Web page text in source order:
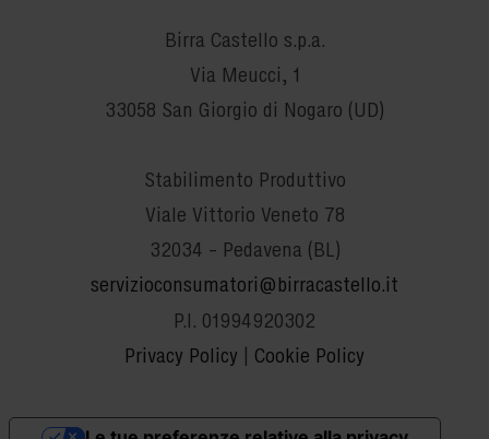
Birra Castello s.p.a.
Via Meucci, 1
33058 San Giorgio di Nogaro (UD)
Stabilimento Produttivo
Viale Vittorio Veneto 78
32034 – Pedavena (BL)
servizioconsumatori@birracastello.it
P.I. 01994920302
Privacy Policy | Cookie Policy